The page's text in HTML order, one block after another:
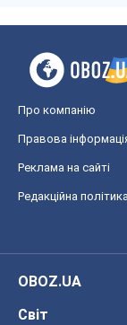
Про компанію
Правова
Реклама на сайті
Редакційна політика
OBOZ.UA
Світ